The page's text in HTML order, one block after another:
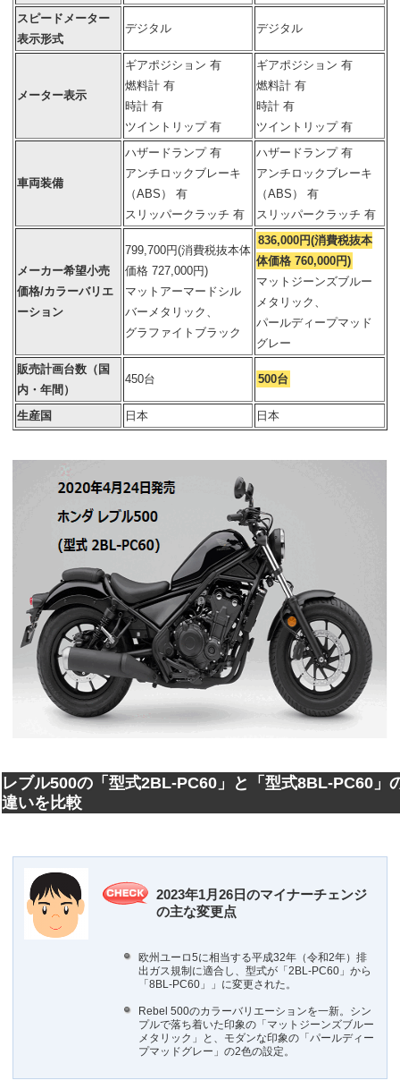
スピードメーター
表示形式
デジタル デジタル
メーター表示
ギアポジション 有
燃料計 有
時計 有
ツイントリップ 有
ギアポジション 有
燃料計 有
時計 有
ツイントリップ 有
車両装備
ハザードランプ 有
アンチロックブレーキ
（ABS） 有
スリッパークラッチ 有
ハザードランプ 有
アンチロックブレーキ
（ABS） 有
スリッパークラッチ 有
メーカー希望小売
価格/カラーバリエ
ーション
799,700円(消費税抜本体
価格 727,000円)
マットアーマードシル
バーメタリック、
グラファイトブラック
836,000円(消費税抜本
体価格 760,000円)
マットジーンズブルー
メタリック、
パールディープマッド
グレー
販売計画台数（国
内・年間）
450台 500台
生産国 日本 日本
レブル500の「型式2BL-PC60」と「型式8BL-PC60」
違いを比較
2023年1月26日のマイナーチェンジ
の主な変更点
欧州ユーロ5に相当する平成32年（令和2年）排
出ガス規制に適合し、型式が「2BL-PC60」から
「8BL-PC60」」に変更された。
Rebel 500のカラーバリエーションを一新。シン
プルで落ち着いた印象の「マットジーンズブルー
メタリック」と、モダンな印象の「パールディー
プマッドグレー」の2色の設定。